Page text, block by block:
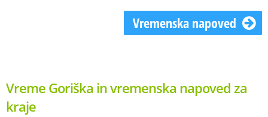
Vremenska napoved
Vreme Goriška in vremenska napoved za
kraje